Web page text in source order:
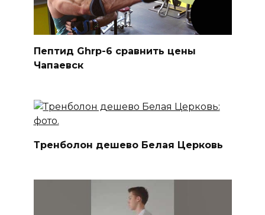
Пептид Ghrp-6 сравнить цены
Чапаевск
Тренболон дешево Белая Церковь